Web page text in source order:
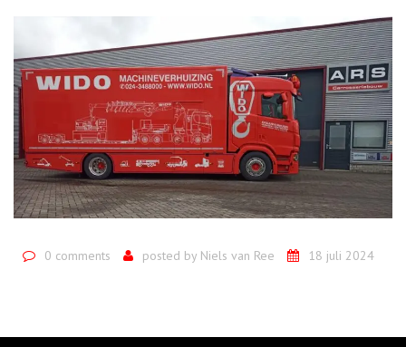
0 comments posted by Niels van Ree 18 juli 2024